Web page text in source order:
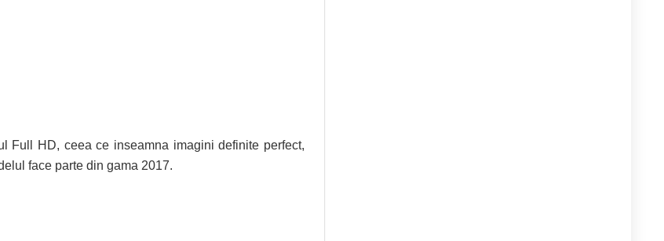
Full HD, ceea ce inseamna imagini definite perfect,
face parte din gama 2017.